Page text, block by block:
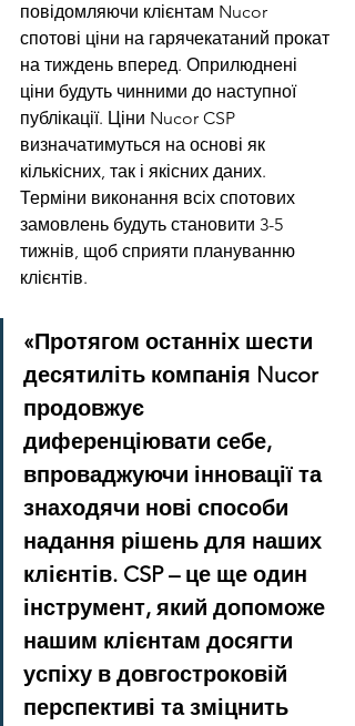
повідомляючи клієнтам Nucor
спотові ціни на гарячекатаний прокат
на тиждень вперед. Оприлюднені
ціни будуть чинними до наступної
публікації. Ціни Nucor CSP
визначатимуться на основі як
кількісних, так і якісних даних.
Терміни виконання всіх спотових
замовлень будуть становити 3-5
тижнів, щоб сприяти плануванню
клієнтів.
«Протягом останніх шести
десятиліть компанія Nucor
продовжує
диференціювати себе,
впроваджуючи інновації та
знаходячи нові способи
надання рішень для наших
клієнтів. CSP – це ще один
інструмент, який допоможе
нашим клієнтам досягти
успіху в довгостроковій
перспективі та зміцнить